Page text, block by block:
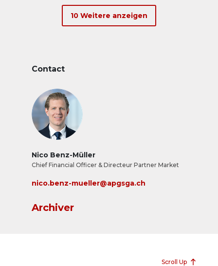
10 Weitere anzeigen
Contact
Nico Benz-Müller
Chief Financial Officer & Directeur Partner Market
nico.benz-mueller@apgsga.ch
Archiver
Scroll Up